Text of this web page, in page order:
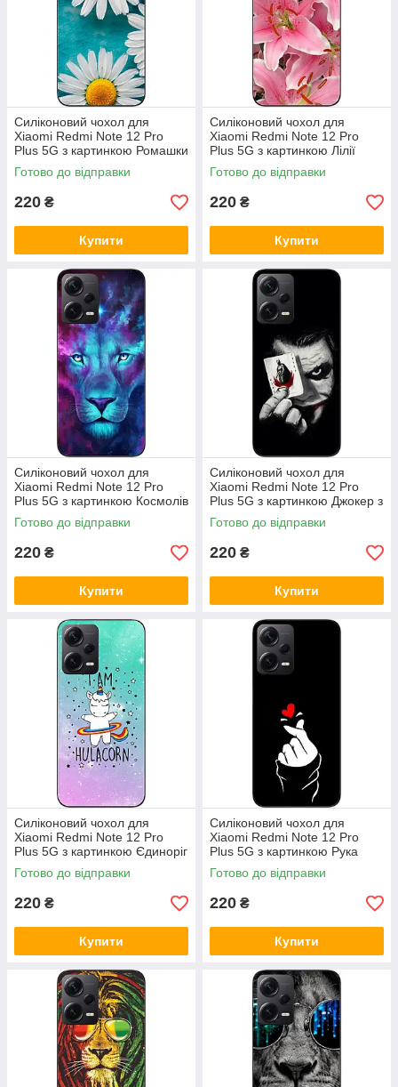
Силіконовий чохол для
Xiaomi Redmi Note 12 Pro
Plus 5G з картинкою Ромашки
Готово до відправки
220 ₴
Купити
Силіконовий чохол для
Xiaomi Redmi Note 12 Pro
Plus 5G з картинкою Лілії
Готово до відправки
220 ₴
Купити
Силіконовий чохол для
Xiaomi Redmi Note 12 Pro
Plus 5G з картинкою Космолів
Готово до відправки
220 ₴
Купити
Силіконовий чохол для
Xiaomi Redmi Note 12 Pro
Plus 5G з картинкою Джокер з
картою
Готово до відправки
220 ₴
Купити
Силіконовий чохол для
Xiaomi Redmi Note 12 Pro
Plus 5G з картинкою Єдиноріг
Готово до відправки
220 ₴
Купити
Силіконовий чохол для
Xiaomi Redmi Note 12 Pro
Plus 5G з картинкою Рука
Готово до відправки
220 ₴
Купити